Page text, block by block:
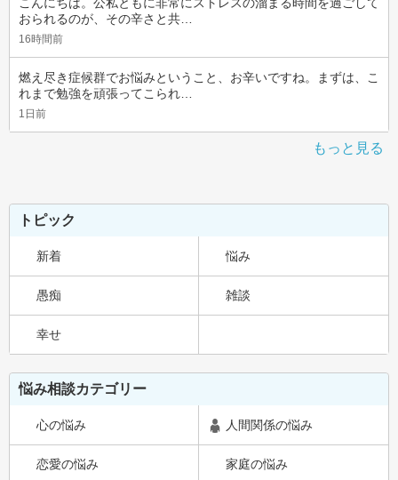
おられるのが、その辛さと共…
16時間前
燃え尽き症候群でお悩みということ、お辛いですね。まずは、こ
れまで勉強を頑張ってこられ…
1日前
もっと見る
トピック
新着 悩み
愚痴 雑談
幸せ
悩み相談カテゴリー
心の悩み 人間関係の悩み
恋愛の悩み 家庭の悩み